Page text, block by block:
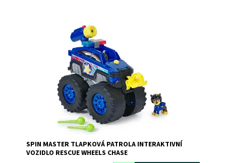
Skladem2
11826
SPIN MASTER
SPIN MASTER TLAPKOVÁ PATROLA INTERAKTIVNÍ
VOZIDLO RESCUE WHEELS CHASE